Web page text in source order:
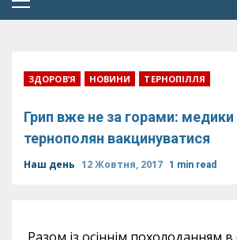
Primary
ЗДОРОВ’Я НОВИНИ ТЕРНОПІЛЛЯ
Грип вже не за горами:
тернополян вакцинуватися
Наш день 12 Жовтня, 2017 1 min read